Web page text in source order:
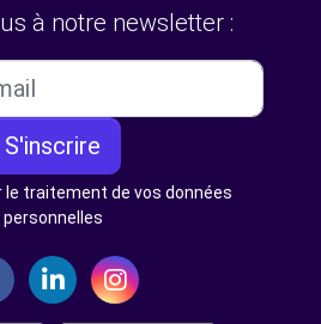
à notre newsletter :
S'inscrire
le traitement de vos données
personnelles